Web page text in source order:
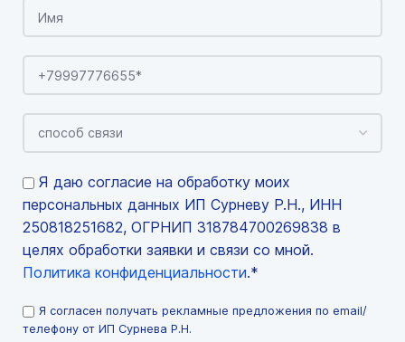
Я даю согласие на обработку моих
персональных данных ИП Сурневу Р.Н., ИНН
250818251682, ОГРНИП 318784700269838 в
целях обработки заявки и связи со мной.
Политика конфиденциальности.*
Я согласен получать рекламные предложения по email/
телефону от ИП Сурнева Р.Н.